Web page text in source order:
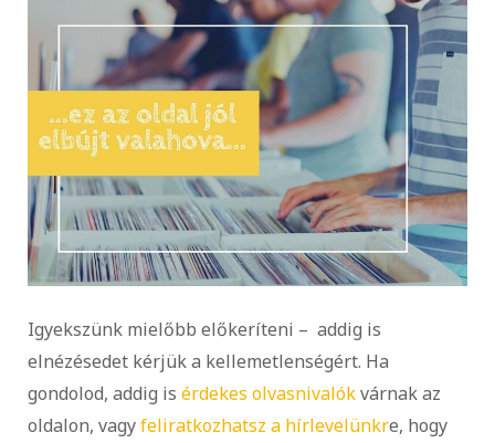
Igyekszünk mielőbb előkeríteni – addig is
elnézésedet kérjük a kellemetlenségért. Ha
gondolod, addig is érdekes olvasnivalókvárnak az
oldalon, vagyfeliratkozhatsz a hírlevelünkre, hogy